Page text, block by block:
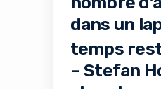
dans un
temps
– Stefan